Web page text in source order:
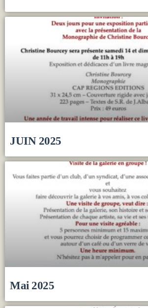
JUIN 2025
Mai 2025